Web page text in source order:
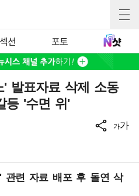
섹션 포토
' 발표자료 삭제 소동
등 '수면 위'
가가
관련 자료 배포 후 돌연 삭